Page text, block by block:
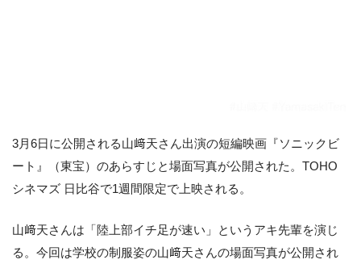
3月6日に公開される山﨑天さん出演の短編映画『ソニックビ
ート』（東宝）のあらすじと場面写真が公開された。TOHO
シネマズ 日比谷で1週間限定で上映される。
山﨑天さんは「陸上部イチ足が速い」というアキ先輩を演じ
る。今回は学校の制服姿の山﨑天さんの場面写真が公開され